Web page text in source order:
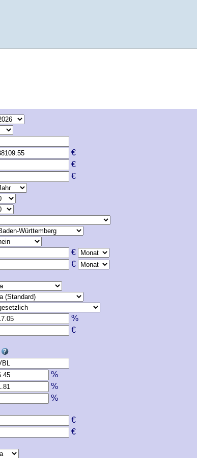
€
€
€
€
€
%
€
%
%
%
€
€